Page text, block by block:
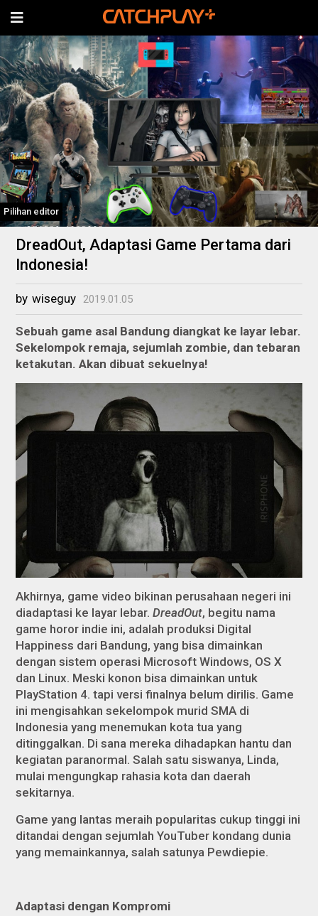
Pilihan editor
DreadOut, Adaptasi Game Pertama dari
Indonesia!
by wiseguy 2019.01.05
Sebuah game asal Bandung diangkat ke layar lebar.
Sekelompok remaja, sejumlah zombie, dan tebaran
ketakutan. Akan dibuat sekuelnya!
Akhirnya, game video bikinan perusahaan negeri ini
diadaptasi ke layar lebar.DreadOut, begitu nama
game horor indie ini, adalah produksi Digital
Happiness dari Bandung, yang bisa dimainkan
dengan sistem operasi Microsoft Windows, OS X
dan Linux. Meski konon bisa dimainkan untuk
PlayStation 4. tapi versi finalnya belum dirilis. Game
ini mengisahkan sekelompok murid SMA di
Indonesia yang menemukan kota tua yang
ditinggalkan. Di sana mereka dihadapkan hantu dan
kegiatan paranormal. Salah satu siswanya, Linda,
mulai mengungkap rahasia kota dan daerah
sekitarnya.
Game yang lantas meraih popularitas cukup tinggi ini
ditandai dengan sejumlah YouTuber kondang dunia
yang memainkannya, salah satunya Pewdiepie.
Adaptasi dengan Kompromi